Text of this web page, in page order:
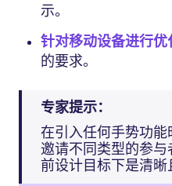
示。
针对移动设备进行优
的要求。
专家提示：
在引入任何手势功能
邀请不同类型的参
前设计目标下是清晰